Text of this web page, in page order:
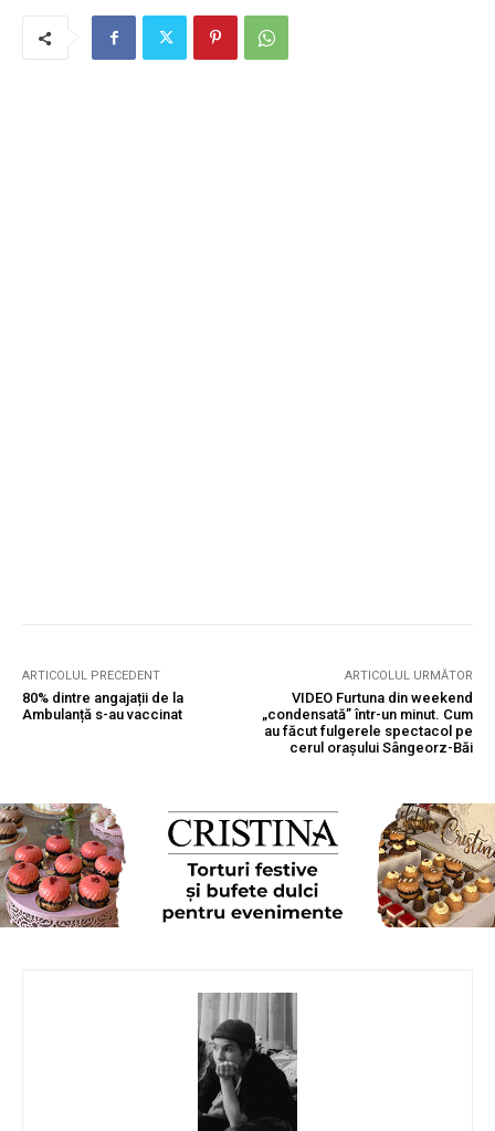
ARTICOLUL PRECEDENT
80% dintre angajații de la
Ambulanță s-au vaccinat
ARTICOLUL URMĂTOR
VIDEO Furtuna din weekend
„condensată” într-un minut. Cum
au făcut fulgerele spectacol pe
cerul orașului Sângeorz-Băi